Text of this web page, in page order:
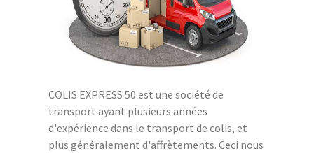
COLIS EXPRESS 50 est une société de
transport ayant plusieurs années
d'expérience dans le transport de colis, et
plus généralement d'affrètements. Ceci nous